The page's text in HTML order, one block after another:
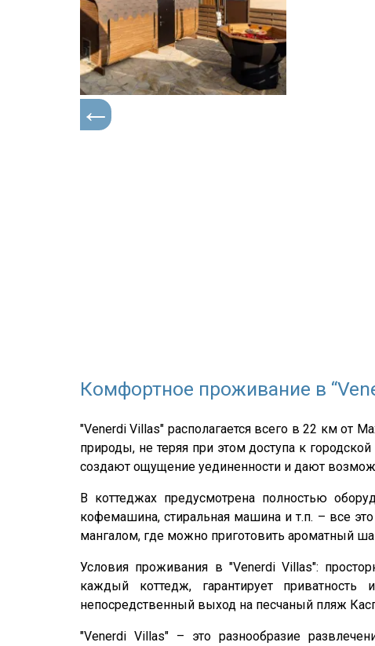
Комфортное проживание в
"Venerdi Villas" располагается всего в 22 км от
природы, не теряя при этом доступа к
создают ощущение уединенности и дают
В коттеджах предусмотрена полностью
кофемашина, стиральная машина и т.п. – все
мангалом, где можно приготовить ароматный
Условия проживания в "Venerdi Villas":
каждый коттедж, гарантирует
непосредственный выход на песчаный пляж
"Venerdi Villas" – это разнообразие